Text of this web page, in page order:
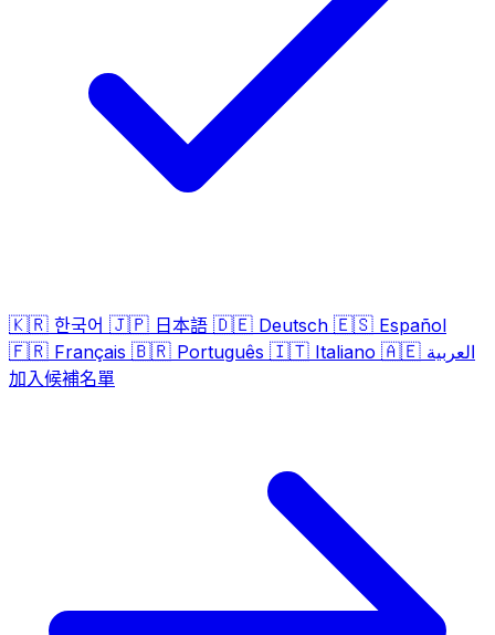
🇰🇷 한국어 🇯🇵 日本語 🇩🇪 Deutsch 🇪🇸 Español
🇫🇷 Français 🇧🇷 Português 🇮🇹 Italiano 🇦🇪 العربية
加入候補名單